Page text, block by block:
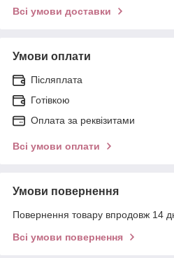
Всі умови доставки
Умови оплати
Післяплата
Готівкою
Оплата за реквізитами
Всі умови оплати
Умови повернення
Повернення товару впродовж 14
Всі умови повернення